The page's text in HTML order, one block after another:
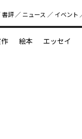
好書好日
書評 ニュース イベント
絵本 エッセイ